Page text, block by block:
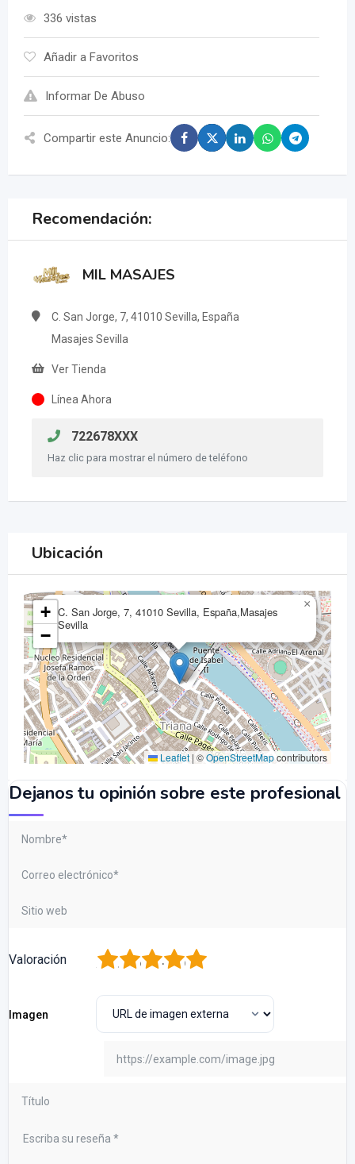
336 vistas
Añadir a Favoritos
Informar De Abuso
Compartir este Anuncio:
Recomendación:
MIL MASAJES
C. San Jorge, 7, 41010 Sevilla, España
Masajes Sevilla
Ver Tienda
Línea Ahora
722678XXX
Haz clic para mostrar el número de teléfono
Ubicación
C. San Jorge, 7, 41010 Sevilla, España,Masajes
Sevilla
×
+
−
Leaflet | ©OpenStreetMapcontributors
Dejanos tu opinión sobre este profesional
Valoración 5
4
3
2
Imagen